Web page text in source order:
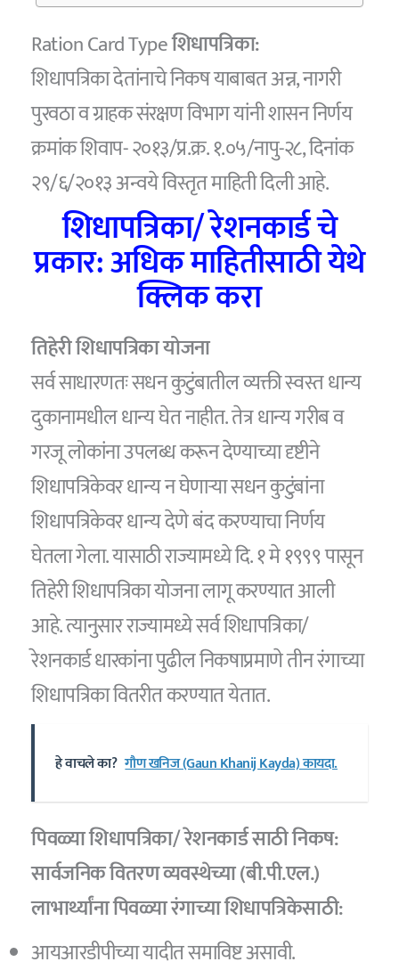
Ration Card Typeशिधापत्रिका:
शिधापत्रिका देतांनाचे निकष याबाबत अन्न, नागरी
पुरवठा व ग्राहक संरक्षण विभाग यांनी शासन निर्णय
क्रमांक शिवाप- २०१३/प्र.क्र. १.०५/नापु-२८, दिनांक
२९/६/२०१३ अन्वये विस्तृत माहिती दिली आहे.
शिधापत्रिका/ रेशनकार्ड चे
प्रकार: अधिक माहितीसाठी येथे
क्लिक करा
तिहेरी शिधापत्रिका योजना
सर्व साधारणतः सधन कुटुंबातील व्यक्ती स्वस्त धान्य
दुकानामधील धान्य घेत नाहीत. तेत्र धान्य गरीब व
गरजू लोकांना उपलब्ध करून देण्याच्या दृष्टीने
शिधापत्रिकेवर धान्य न घेणाऱ्या सधन कुटुंबांना
शिधापत्रिकेवर धान्य देणे बंद करण्याचा निर्णय
घेतला गेला. यासाठी राज्यामध्ये दि. १ मे १९९९ पासून
तिहेरी शिधापत्रिका योजना लागू करण्यात आली
आहे. त्यानुसार राज्यामध्ये सर्व शिधापत्रिका/
रेशनकार्ड धारकांना पुढील निकषाप्रमाणे तीन रंगाच्या
शिधापत्रिका वितरीत करण्यात येतात.
हे वाचले का? गौण खनिज (Gaun Khanij Kayda) कायदा.
पिवळ्या शिधापत्रिका/ रेशनकार्डसाठी निकष:
सार्वजनिक वितरण व्यवस्थेच्या (बी.पी.एल.)
लाभार्थ्यांना पिवळ्या रंगाच्या शिधापत्रिकेसाठी:
आयआरडीपीच्या यादीत समाविष्ट असावी.